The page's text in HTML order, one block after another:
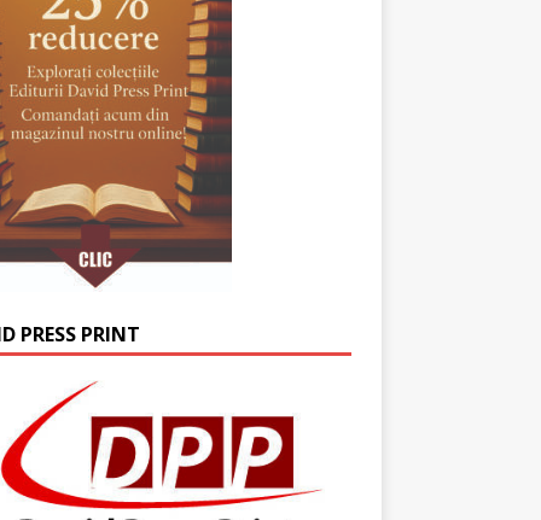
PRESS PRINT